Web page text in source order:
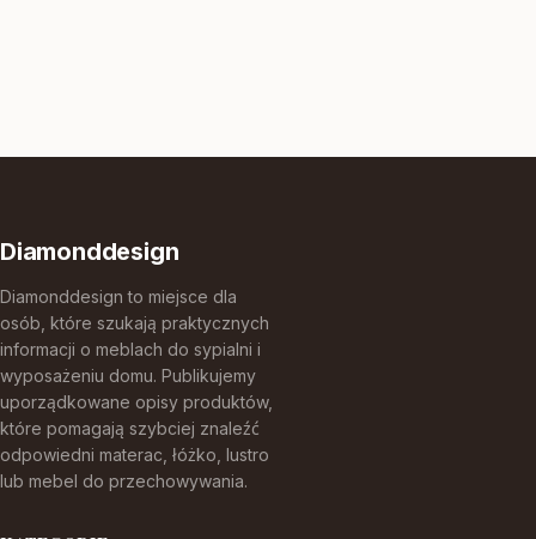
Diamonddesign
Diamonddesign to miejsce dla
osób, które szukają praktycznych
informacji o meblach do sypialni i
wyposażeniu domu. Publikujemy
uporządkowane opisy produktów,
które pomagają szybciej znaleźć
odpowiedni materac, łóżko, lustro
lub mebel do przechowywania.